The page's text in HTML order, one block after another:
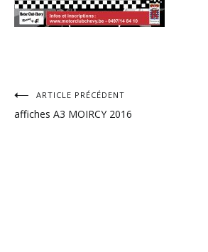
Navigation
de
ARTICLE PRÉCÉDENT
affiches A3 MOIRCY 2016